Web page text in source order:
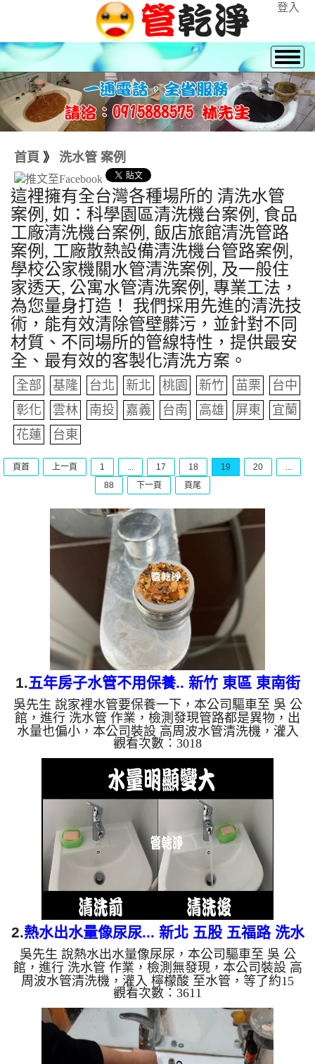
登入
首頁 》 洗水管 案例
這裡擁有全台灣各種場所的 清洗水管
案例, 如：科學園區清洗機台案例, 食品
工廠清洗機台案例, 飯店旅館清洗管路
案例, 工廠散熱設備清洗機台管路案例,
學校公家機關水管清洗案例, 及一般住
家透天, 公寓水管清洗案例, 專業工法，
為您量身打造！ 我們採用先進的清洗技
術，能有效清除管壁髒污，並針對不同
材質、不同場所的管線特性，提供最安
全、最有效的客製化清洗方案。
全部 基隆 台北 新北 桃園 新竹 苗栗
台中
彰化
雲林 南投 嘉義 台南 高雄 屏東
宜蘭
花蓮
台東
頁首 上一頁 1 ... 17 18 19 20
...
88
下一頁 頁尾
1.五年房子水管不用保養.. 新竹 東區 東南街
洗水管
吳先生 說家裡水管要保養一下，本公司驅車至 吳 公
館，進行 洗水管 作業，檢測發現管路都是異物，出
水量也偏小，本公司裝設 高周波水管清洗機，灌入
檸檬酸 至水管，等了約15分，開啟 水管清洗機 ，啟
動 螺旋波 模式，一洗就流出棕色髒水，二個多小時
後，出水乾淨出水量變大了。 如是自來水，如水管
老化，會產生鐵鏽跟泥沙堆積，洗出來的水就會是咖
啡色，地下水含有氧化錳，管壁上會結成黑色管垢，
洗出來的水會跟石油一樣黑，有些洗出綠色的水，是
因為裡面有銅的物質，生鏽產生銅綠，如是藍色的
水，是因為水龍頭合金...
觀看次數：3018
2.熱水出水量像尿尿... 新北 五股 五福路 洗水
管
吳先生 說熱水出水量像尿尿，本公司驅車至 吳 公
館，進行 洗水管 作業，檢測無發現，本公司裝設 高
周波水管清洗機，灌入 檸檬酸 至水管，等了約15
分，開啟 水管清洗機 ，啟動 螺旋波 模式，一洗就流
出棕色髒水，還一直掉出鏽塊，二個多小時後，出水
量恢復了。 如是自來水，如水管老化，會產生鐵鏽
跟泥沙堆積，洗出來的水就會是咖啡色，地下水含有
氧化錳，管壁上會結成黑色管垢，洗出來的水會跟石
觀看次數：3611